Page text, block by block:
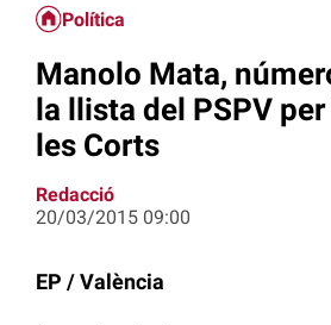
Política
Manolo Mata,
la llista del PSPV
les Corts
Redacció
20/03/2015 09:00
EP / València